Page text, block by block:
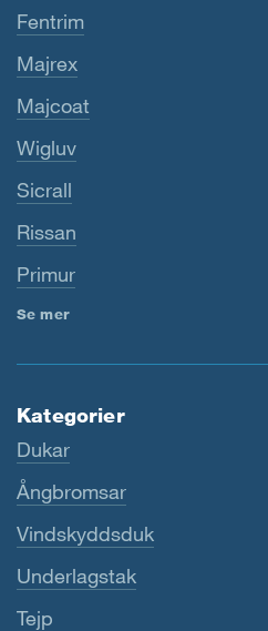
Fentrim
Majrex
Majcoat
Wigluv
Sicrall
Rissan
Primur
Se mer
Kategorier
Dukar
Ångbromsar
Vindskyddsduk
Underlagstak
Tejp